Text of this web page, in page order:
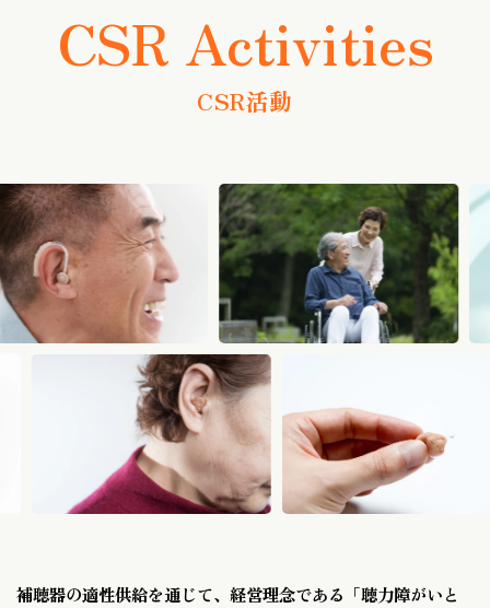
CSR Activities
CSR活動
補聴器の適性供給を通じて、経営理念である 「聴力障がいと